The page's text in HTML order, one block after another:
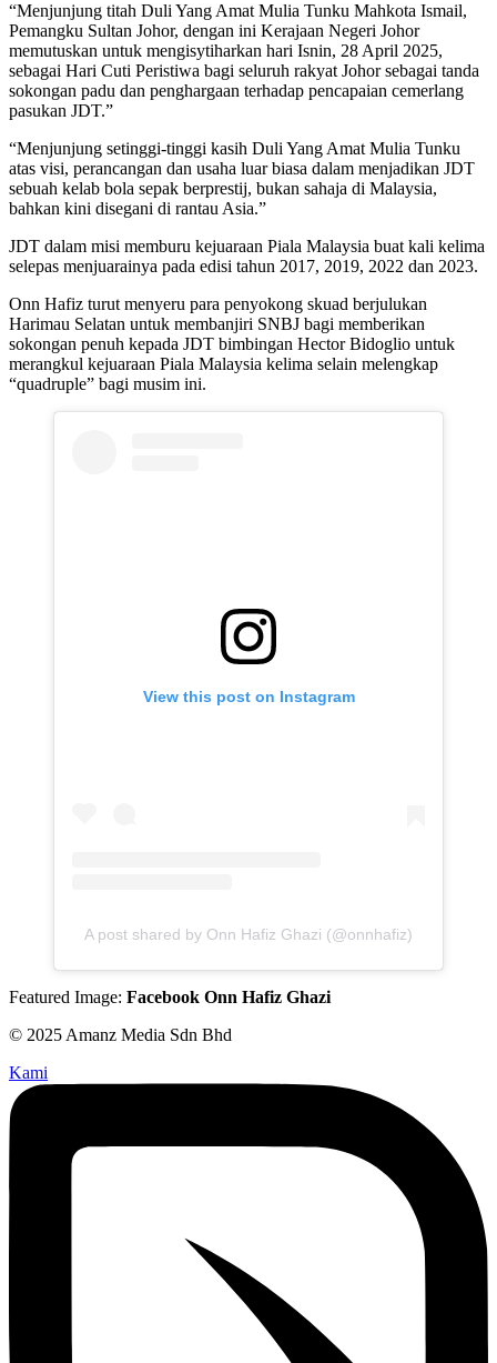
“Menjunjung titah Duli Yang Amat Mulia Tunku Mahkota Ismail,
Pemangku Sultan Johor, dengan ini Kerajaan Negeri Johor
memutuskan untuk mengisytiharkan hari Isnin, 28 April 2025,
sebagai Hari Cuti Peristiwa bagi seluruh rakyat Johor sebagai tanda
sokongan padu dan penghargaan terhadap pencapaian cemerlang
pasukan JDT.”
“Menjunjung setinggi-tinggi kasih Duli Yang Amat Mulia Tunku
atas visi, perancangan dan usaha luar biasa dalam menjadikan JDT
sebuah kelab bola sepak berprestij, bukan sahaja di Malaysia,
bahkan kini disegani di rantau Asia.”
JDT dalam misi memburu kejuaraan Piala Malaysia buat kali kelima
selepas menjuarainya pada edisi tahun 2017, 2019, 2022 dan 2023.
Onn Hafiz turut menyeru para penyokong skuad berjulukan
Harimau Selatan untuk membanjiri SNBJ bagi memberikan
sokongan penuh kepada JDT bimbingan Hector Bidoglio untuk
merangkul kejuaraan Piala Malaysia kelima selain melengkap
“quadruple” bagi musim ini.
View this post on Instagram
A post shared by Onn Hafiz Ghazi (@onnhafiz)
Featured Image: Facebook Onn Hafiz Ghazi
© 2025 Amanz Media Sdn Bhd
Kami